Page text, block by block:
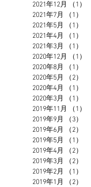
2021年12月
（1）
2021年7月
（1）
2021年5月
（1）
2021年4月
（1）
2021年3月
（1）
2020年12月
（1）
2020年8月
（1）
2020年5月
（2）
2020年4月
（1）
2020年3月
（1）
2019年11月
（1）
2019年9月
（3）
2019年6月
（2）
2019年5月
（1）
2019年4月
（2）
2019年3月
（2）
2019年2月
（1）
2019年1月
（2）